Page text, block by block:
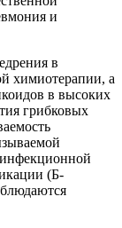
и
в
химиотерапии, а
в высоких
грибковых
(Б-